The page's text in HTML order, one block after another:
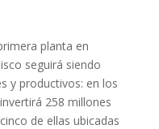
planta en
seguirá siendo
y productivos: en los
258 millones
de ellas ubicadas